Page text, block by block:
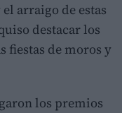
arraigo de estas
destacar los
fiestas de moros y
los premios